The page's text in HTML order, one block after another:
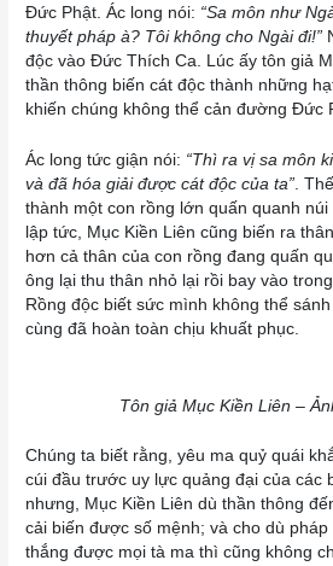
Đức Phật. Ác long nói: “Sa môn như
thuyết pháp à? Tôi không cho Ngài đi!”
độc vào Đức Thích Ca. Lúc ấy tôn giả
thần thông biến cát độc thành những
khiến chúng không thể cản đường Đức
Ác long tức giận nói: “Thì ra vị sa môn
và đã hóa giải được cát độc của ta” .
thành một con rồng lớn quấn quanh núi
lập tức, Mục Kiền Liên cũng biến ra
hơn cả thân của con rồng đang quấn
ông lại thu thân nhỏ lại rồi bay vào
Rồng độc biết sức mình không thể
cùng đã hoàn toàn chịu khuất phục.
Tôn giả Mục Kiền Liên –
Chúng ta biết rằng, yêu ma quỷ quái
cúi đầu trước uy lực quảng đại của các
nhưng, Mục Kiền Liên dù thần thông
cải biến được số mệnh; và cho dù
thắng được mọi tà ma thì cũng không